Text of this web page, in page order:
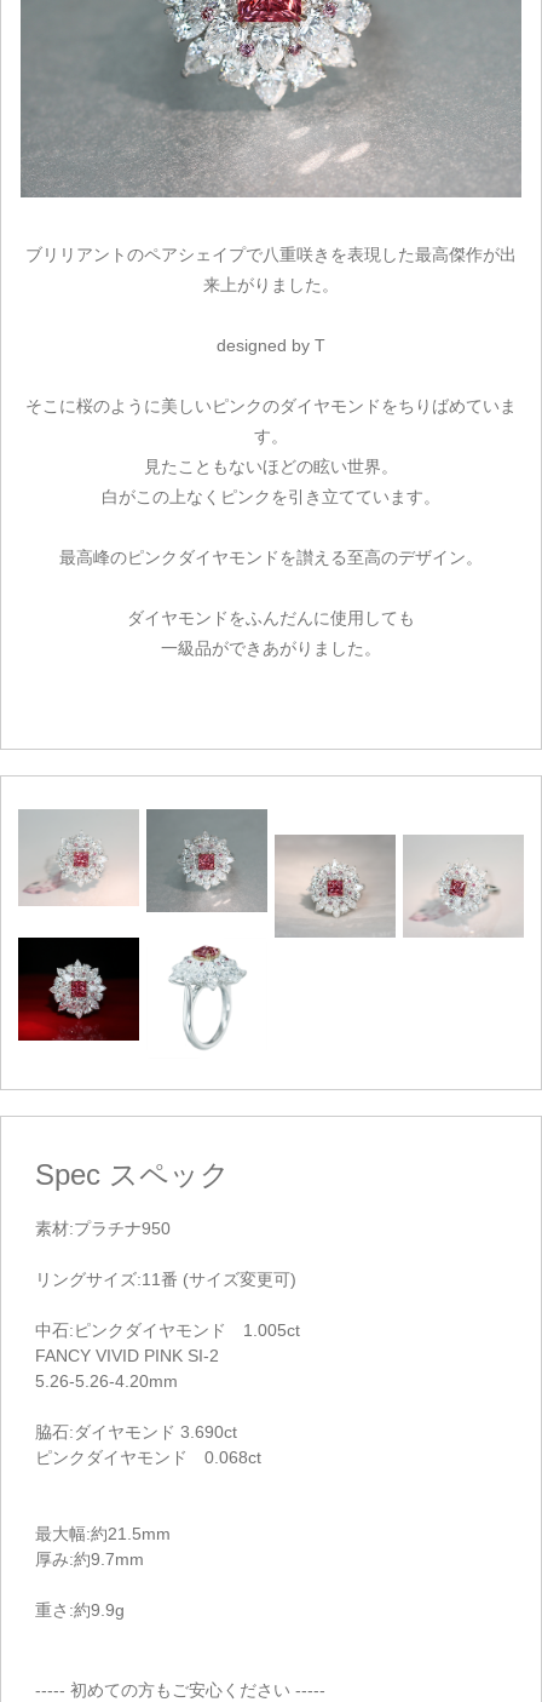
ブリリアントのペアシェイプで八重咲きを表現した最高傑作が出
来上がりました。
designed by T
そこに桜のように美しいピンクのダイヤモンドをちりばめていま
す。
見たこともないほどの眩い世界。
白がこの上なくピンクを引き立てています。
最高峰のピンクダイヤモンドを讃える至高のデザイン。
ダイヤモンドをふんだんに使用しても
一級品ができあがりました。
Spec スペック
素材:プラチナ950
リングサイズ:11番 (サイズ変更可)
中石:ピンクダイヤモンド 1.005ct
FANCY VIVID PINK SI-2
5.26-5.26-4.20mm
脇石:ダイヤモンド 3.690ct
ピンクダイヤモンド 0.068ct
最大幅:約21.5mm
厚み:約9.7mm
重さ:約9.9g
----- 初めての方もご安心ください -----
ご注文手続き
カートを見る
お買い物を続ける